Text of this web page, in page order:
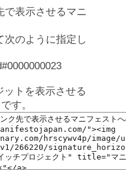
で表示させるマニ
次のように指定し
ットを表示させる
す。